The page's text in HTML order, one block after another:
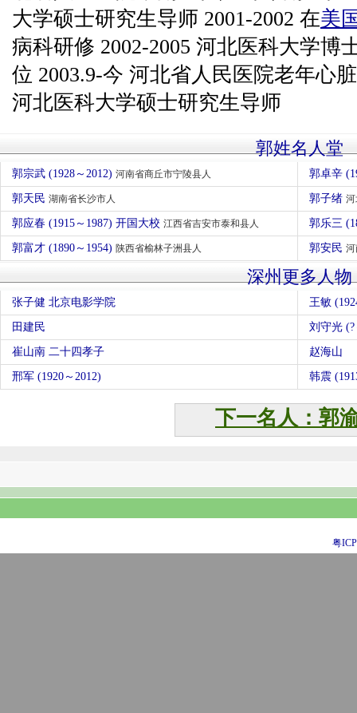
大学硕士研究生导师 2001-2002 在美
病科研修 2002-2005 河北医科大学博
位 2003.9-今 河北省人民医院老年心
河北医科大学硕士研究生导师
郭姓名人堂
郭宗武 (1928～2012) 河南省商丘市宁陵县人 郭卓辛
郭天民 湖南省长沙市人 郭子绪
郭应春 (1915～1987) 开国大校 江西省吉安市泰和县人 郭乐三
郭富才 (1890～1954) 陕西省榆林子洲县人 郭安民
深州更多人物
张子健 北京电影学院 王敏
田建民 刘守光 (?
崔山南 二十四孝子 赵海山
邢军 (1920～2012) 韩震
下一名人：郭
粤